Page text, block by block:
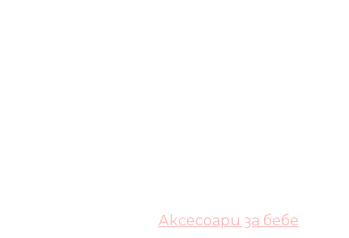
Аксесоари за бебе